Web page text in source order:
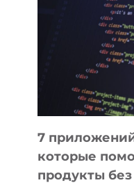
ДЛЯ
7
которые
продукты